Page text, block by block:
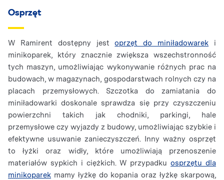
Osprzęt
W Ramirent dostępny jestoprzęt do miniładowarek i
minikoparek, który znacznie zwiększa wszechstronność
tych maszyn, umożliwiając wykonywanie różnych prac na
budowach, w magazynach, gospodarstwach rolnych czy na
placach przemysłowych. Szczotka do zamiatania do
miniładowarki doskonale sprawdza się przy czyszczeniu
powierzchni takich jak chodniki, parkingi, hale
przemysłowe czy wyjazdy z budowy, umożliwiając szybkie i
efektywne usuwanie zanieczyszczeń. Inny ważny osprzęt
to łyżki oraz widły, które umożliwiają przenoszenie
materiałów sypkich i ciężkich. W przypadkuosprzętu dla
minikoparek mamy łyżkę do kopania oraz łyżkę skarpową,